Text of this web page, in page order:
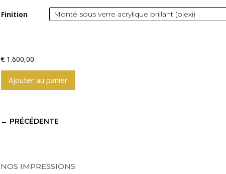
Finition
€ 1.600,00
Ajouter au panier
t
a
← PRÉCÉDENTE
NOS IMPRESSIONS